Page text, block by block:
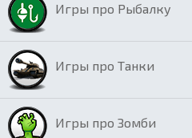
Игры про Рыбалку
Игры про Танки
Игры про Зомби